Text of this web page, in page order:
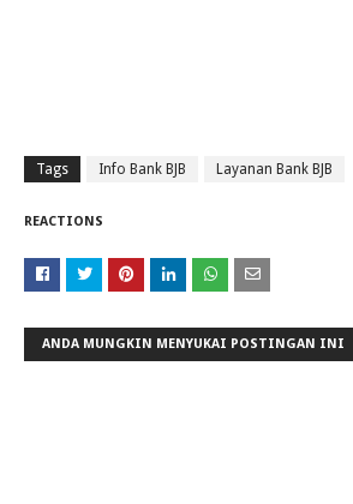
Tags Info Bank BJB Layanan Bank BJB
REACTIONS
ANDA MUNGKIN MENYUKAI POSTINGAN INI